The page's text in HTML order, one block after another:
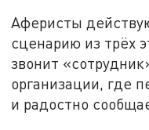
Аферисты
сценарию из трёх
звонит
организации, где
и радостно